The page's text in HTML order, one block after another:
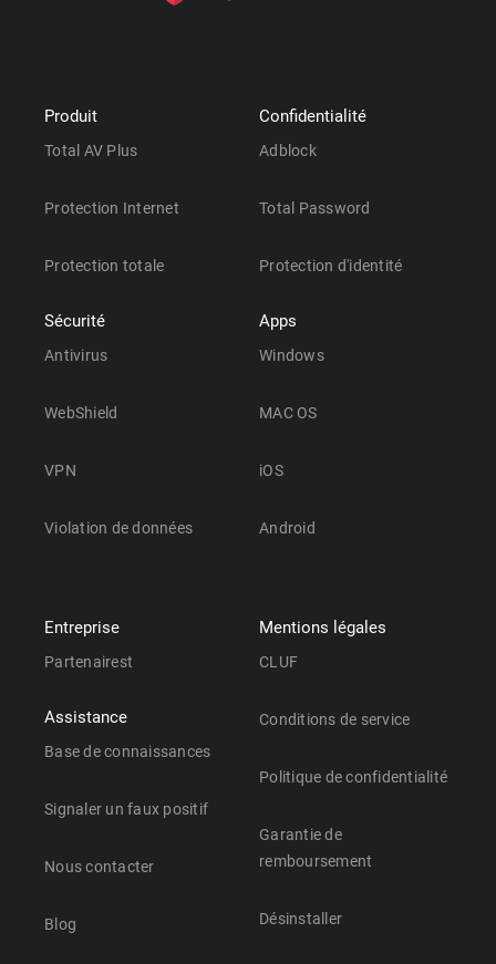
Produit
Total AV Plus
Protection Internet
Protection totale
Sécurité
Antivirus
WebShield
VPN
Violation de données
Confidentialité
Adblock
Total Password
Protection d'identité
Apps
Windows
MAC OS
iOS
Android
Entreprise
Partenairest
Assistance
Base de connaissances
Signaler un faux positif
Nous contacter
Blog
Mentions légales
CLUF
Conditions de service
Politique de confidentialité
Garantie de
remboursement
Désinstaller